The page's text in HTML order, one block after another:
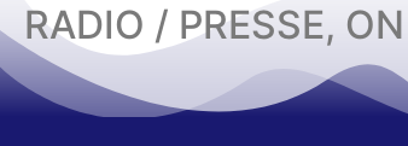
RADIO / PRESSE,